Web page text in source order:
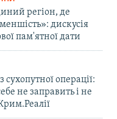
регіон, де
дискусія
пам'ятної дати
сухопутної операції:
не заправить і не